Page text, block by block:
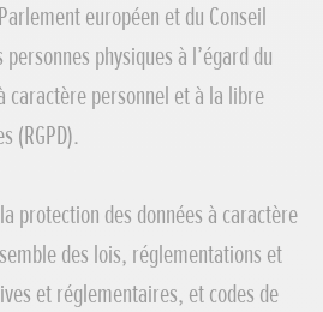
européen et du Conseil
physiques à l’égard du
caractère personnel et à la libre
(RGPD).
protection des données à caractère
des lois, réglementations et
et réglementaires, et codes de